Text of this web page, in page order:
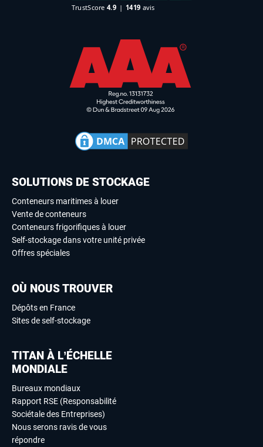
SOLUTIONS DE STOCKAGE
Conteneurs maritimes à louer
Vente de conteneurs
Conteneurs frigorifiques à louer
Self-stockage dans votre unité privée
Offres spéciales
OÙ NOUS TROUVER
Dépôts en France
Sites de self-stockage
TITAN À L’ÉCHELLE
MONDIALE
Bureaux mondiaux
Rapport RSE (Responsabilité
Sociétale des Entreprises)
Nous serons ravis de vous
répondre